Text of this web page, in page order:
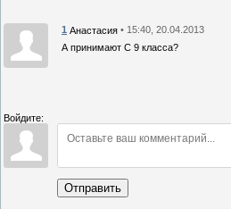
1 Анастасия • 15:40, 20.04.2013
А принимают С 9 класса?
Войдите:
Отправить